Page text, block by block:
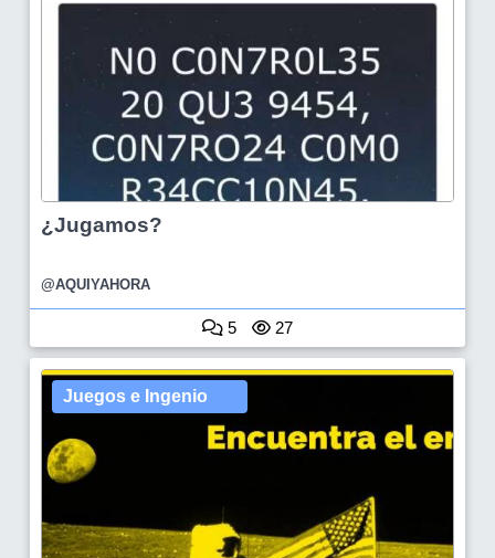
¿Jugamos?
@AQUIYAHORA
5 27
Juegos e Ingenio